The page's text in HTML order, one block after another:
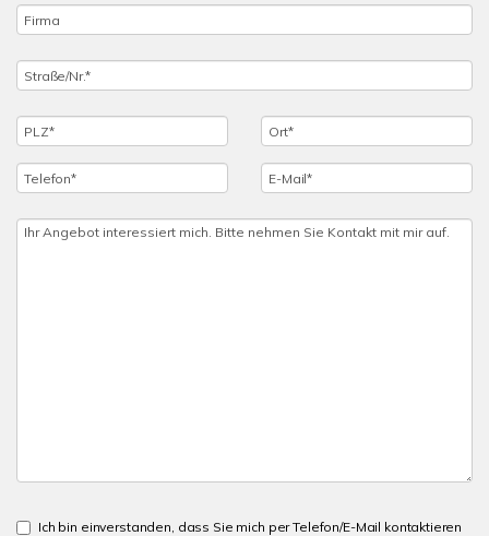
Ich bin einverstanden, dass Sie mich per Telefon/E-Mail kontaktieren